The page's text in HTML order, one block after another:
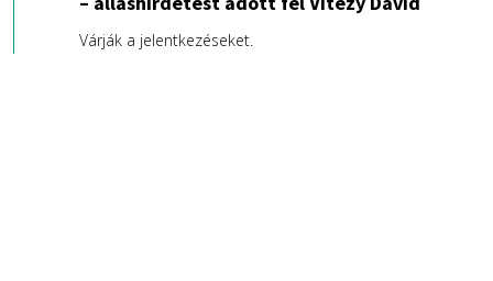
Várják a jelentkezéseket.